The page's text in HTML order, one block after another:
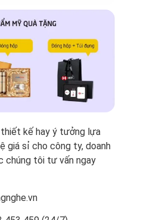
kế hay ý tưởng lựa
giá sỉ cho công ty, doanh
chúng tôi tư vấn ngay